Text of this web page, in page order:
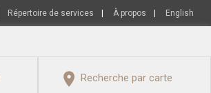
Répertoire de services À propos English
Recherche par carte